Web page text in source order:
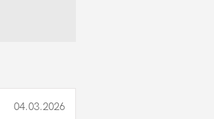
04.03.2026